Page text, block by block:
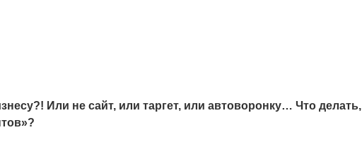
Или не сайт, или таргет, или автоворонку… Что делать,